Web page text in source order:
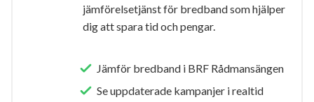
jämförelsetjänst för bredband som hjälper
dig att spara tid och pengar.
Jämför bredband i BRF Rådmansängen
Se uppdaterade kampanjer i realtid